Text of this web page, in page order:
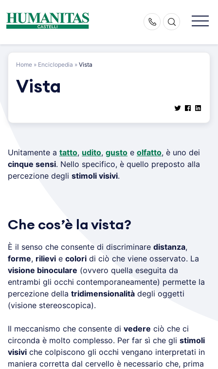
content
Home » Enciclopedia » Vista
Vista
Unitamente a tatto, udito, gusto e olfatto, è uno dei
cinque sensi. Nello specifico, è quello preposto alla
percezione degli stimoli visivi.
Che cos’è la vista?
È il senso che consente di discriminare distanza,
forme, rilievi e colori di ciò che viene osservato. La
visione binoculare (ovvero quella eseguita da
entrambi gli occhi contemporaneamente) permette la
percezione della tridimensionalità degli oggetti
(visione stereoscopica).
Il meccanismo che consente di vedere ciò che ci
circonda è molto complesso. Per far sì che gli stimoli
visivi che colpiscono gli occhi vengano interpretati in
maniera corretta dal cervello è necessario che, prima